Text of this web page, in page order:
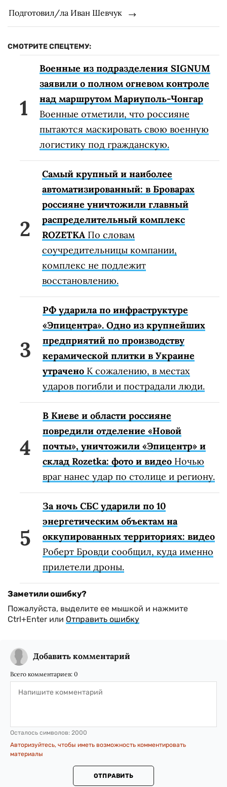
Подготовил/ла Иван Шевчук
СМОТРИТЕ СПЕЦТЕМУ:
Военные из подразделения SIGNUM
заявили о полном огневом контроле
над маршрутом Мариуполь-Чонгар
Военные отметили, что россияне
пытаются маскировать свою военную
логистику под гражданскую.
Самый крупный и наиболее
автоматизированный: в Броварах
россияне уничтожили главный
распределительный комплекс
ROZETKA По словам
соучредительницы компании,
комплекс не подлежит
восстановлению.
РФ ударила по инфраструктуре
«Эпицентра». Одно из крупнейших
предприятий по производству
керамической плитки в Украине
утрачено К сожалению, в местах
ударов погибли и пострадали люди.
В Киеве и области россияне
повредили отделение «Новой
почты», уничтожили «Эпицентр» и
склад Rozetka: фото и видео Ночью
враг нанес удар по столице и региону.
За ночь СБС ударили по 10
энергетическим объектам на
оккупированных территориях: видео
Роберт Бровди сообщил, куда именно
прилетели дроны.
Заметили ошибку?
Пожалуйста, выделите ее мышкой и нажмите
Ctrl+Enter или Отправить ошибку
Добавить комментарий
Всего комментариев: 0
Осталось символов: 2000
Авторизуйтесь, чтобы иметь возможность комментировать
материалы
ОТПРАВИТЬ